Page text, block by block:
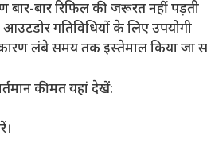
बार-बार रिफिल की जरूरत नहीं पड़ती
गतिविधियों के लिए उपयोगी
लंबे समय तक इस्तेमाल किया जा
कीमत यहां देखें: